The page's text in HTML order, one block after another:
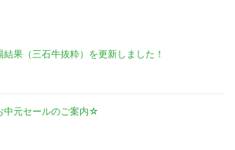
結果（三石牛抜粋）を更新しました！
中元セールのご案内☆